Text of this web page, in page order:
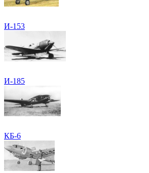
И-153
И-185
КБ-6